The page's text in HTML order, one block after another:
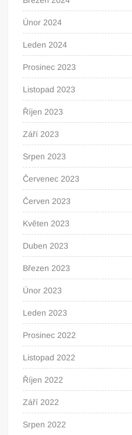
Únor 2024
Leden 2024
Prosinec 2023
Listopad 2023
Říjen 2023
Září 2023
Srpen 2023
Červenec 2023
Červen 2023
Květen 2023
Duben 2023
Březen 2023
Únor 2023
Leden 2023
Prosinec 2022
Listopad 2022
Říjen 2022
Září 2022
Srpen 2022